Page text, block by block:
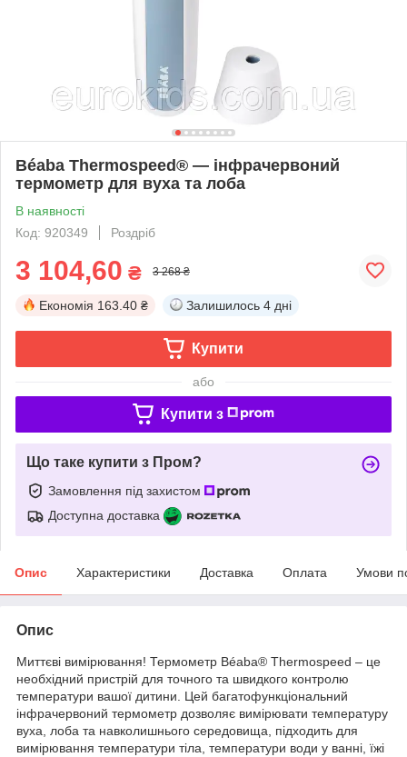
Béaba Thermospeed® — інфрачервоний
термометр для вуха та лоба
В наявності
Код: 920349
Роздріб
3 104,60 ₴ 3 268 ₴
Економія 163.40 ₴ Залишилось 4 дні
Купити
або
Купити з
Що таке купити з Пром?
Замовлення під захистом
Доступна доставка
Опис Характеристики Доставка Оплата Умови
Опис
Миттєві вимірювання! Термометр Béaba® Thermospeed – це
необхідний пристрій для точного та швидкого контролю
температури вашої дитини. Цей багатофункціональний
інфрачервоний термометр дозволяє вимірювати температуру
вуха, лоба та навколишнього середовища, підходить для
вимірювання температури тіла, температури води у ванні, їжі